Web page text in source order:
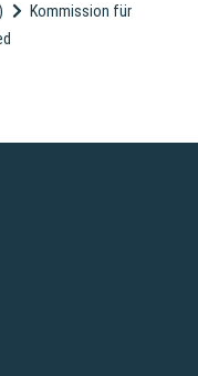
Kommission für